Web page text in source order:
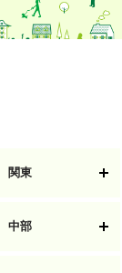
関東
中部